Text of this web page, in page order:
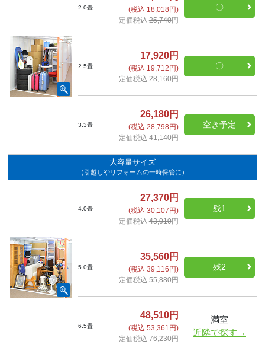
2.0畳
(税込 18,018円)
定価税込25,740円
〇
2.5畳
17,920円
(税込 19,712円)
定価税込28,160円
〇
3.3畳
26,180円
(税込 28,798円)
定価税込41,140円
空き予定
大容量サイズ
（引越しやリフォームの一時保管に）
4.0畳
27,370円
(税込 30,107円)
定価税込43,010円
残1
5.0畳
35,560円
(税込 39,116円)
定価税込55,880円
残2
6.5畳
48,510円
(税込 53,361円)
定価税込76,230円
満室
近隣で探す→